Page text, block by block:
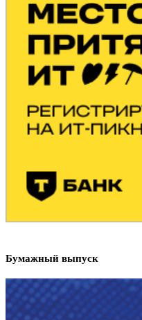
Бумажный выпуск